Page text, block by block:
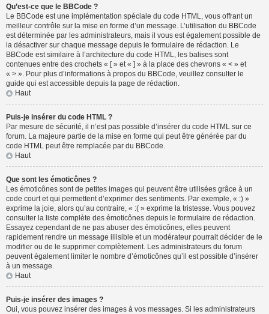
Qu’est-ce que le BBCode ?
Le BBCode est une implémentation spéciale du code HTML, vous offrant un
meilleur contrôle sur la mise en forme d’un message. L’utilisation du BBCode
est déterminée par les administrateurs, mais il vous est également possible de
la désactiver sur chaque message depuis le formulaire de rédaction. Le
BBCode est similaire à l’architecture du code HTML, les balises sont
contenues entre des crochets « [ » et « ] » à la place des chevrons « < » et
« > ». Pour plus d’informations à propos du BBCode, veuillez consulter le
guide qui est accessible depuis la page de rédaction.
Haut
Puis-je insérer du code HTML ?
Par mesure de sécurité, il n’est pas possible d’insérer du code HTML sur ce
forum. La majeure partie de la mise en forme qui peut être générée par du
code HTML peut être remplacée par du BBCode.
Haut
Que sont les émoticônes ?
Les émoticônes sont de petites images qui peuvent être utilisées grâce à un
code court et qui permettent d’exprimer des sentiments. Par exemple, « :) »
exprime la joie, alors qu’au contraire, « :( » exprime la tristesse. Vous pouvez
consulter la liste complète des émoticônes depuis le formulaire de rédaction.
Essayez cependant de ne pas abuser des émoticônes, elles peuvent
rapidement rendre un message illisible et un modérateur pourrait décider de le
modifier ou de le supprimer complètement. Les administrateurs du forum
peuvent également limiter le nombre d’émoticônes qu’il est possible d’insérer
à un message.
Haut
Puis-je insérer des images ?
Oui, vous pouvez insérer des images à vos messages. Si les administrateurs